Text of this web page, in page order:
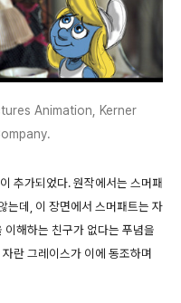
Animation, Kerner
추가되었다. 원작에서는 스머패
는데, 이 장면에서 스머패트는 자
해하는 친구가 없다는 푸념을
란 그레이스가 이에 동조하며